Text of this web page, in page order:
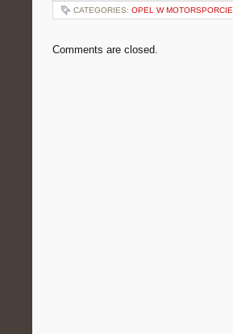
CATEGORIES: OPEL W MOTORSPORCIE
Comments are closed.